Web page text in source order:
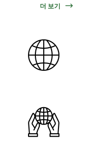
더 보기